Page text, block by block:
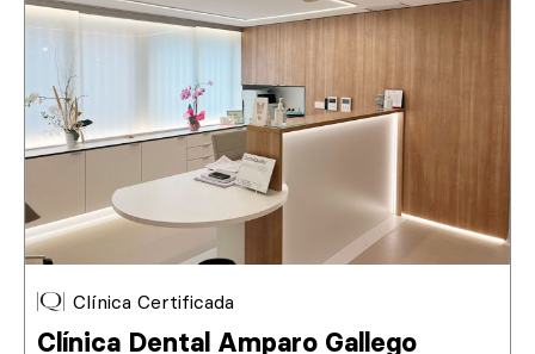
Clínica Certificada
Clínica Dental Amparo Gallego